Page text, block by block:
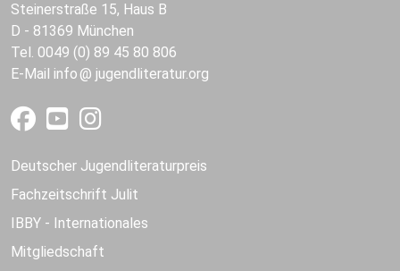
Steinerstraße 15, Haus B
D - 81369 München
Tel. 0049 (0) 89 45 80 806
E-Mail info jugendliteratur.org
Deutscher Jugendliteraturpreis
Fachzeitschrift Julit
IBBY - Internationales
Mitgliedschaft